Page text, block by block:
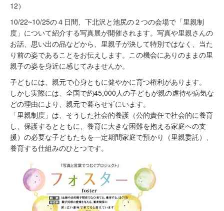
12）
10/22~10/25の４日間、下北沢と池尻の２つの会場で「里親制
度」について紹介する写真展が開催されます。写真や里親さんの
お話、思い出の品などから、里親子が決して特別ではなく、当た
り前の姿であることをお伝えします。この機会にありのままの里
親子の姿を身近に感じてみませんか。
子どもには、親元で心身ともに健やかに育つ権利があります。
しかし実際には、全国で約45,000人の子どもが親の虐待や病気な
どの理由により、親元で暮らせずにいます。
「里親制度」は、そうした社会的養護（公的責任で社会的に養育
し、保護するとともに、養育に大きな困難を抱える家庭への支
援）の必要な子どもたちを一定期間家庭で預かり（里親委託）、
養育する仕組みのひとつです。